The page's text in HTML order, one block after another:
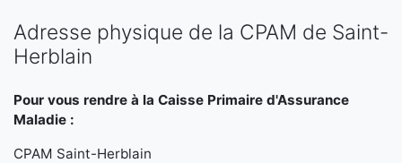
Adresse physique de la CPAM de Saint-
Herblain
Pour vous rendre à la Caisse Primaire d'Assurance
Maladie :
CPAM Saint-Herblain